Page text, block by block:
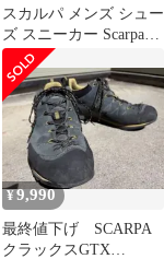
スカルパ メンズ シュー
ズ スニーカー Scarpa
Crux 2 SharkLight Oli
¥9,990
最終値下げ SCARPA
クラックスGTX